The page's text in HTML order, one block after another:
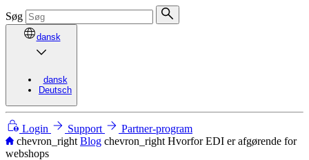
Søg
dansk
dansk
Deutsch
Login Support
Partner-program
chevron_right Blog chevron_right Hvorfor EDI er afgørende for
webshops